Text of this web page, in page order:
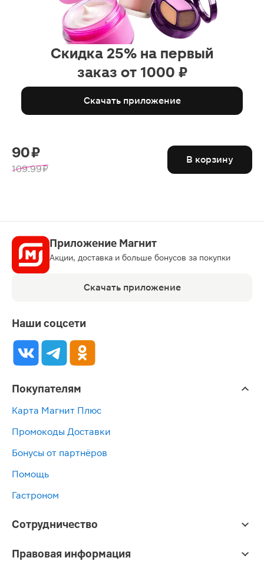
Скидка 25% на первый
заказ от 1000 ₽
Скачать приложение
90 ₽
109.99 ₽
В корзину
Приложение Магнит
Акции, доставка и больше бонусов за покупки
Скачать приложение
Наши соцсети
Покупателям
Карта Магнит Плюс
Промокоды Доставки
Бонусы от партнёров
Помощь
Гастроном
Сотрудничество
Правовая информация